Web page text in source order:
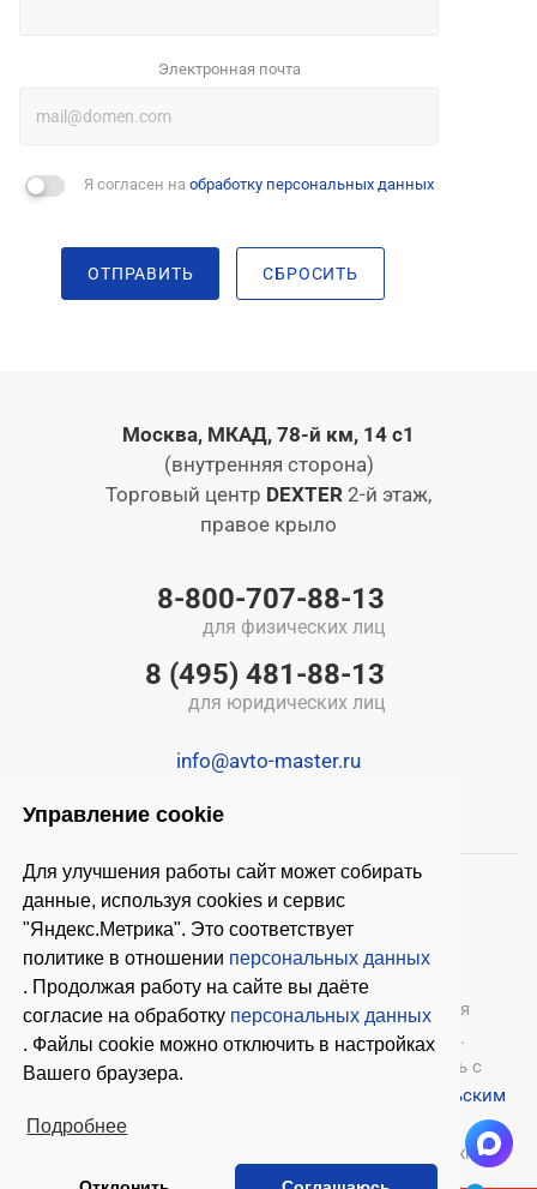
Управление cookie
Для улучшения работы сайт может собирать
данные, используя cookies и сервис
"Яндекс.Метрика". Это соответствует
политике в отношении персональных данных
. Продолжая работу на сайте вы даёте
согласие на обработку персональных данных
. Файлы cookie можно отключить в настройках
Вашего браузера.
Подробнее
Электронная почта
Я согласен на обработку персональных данных
ОТПРАВИТЬ СБРОСИТЬ
Москва, МКАД, 78-й км, 14 с1
(внутренняя сторона)
Торговый центр DEXTER 2-й этаж,
правое крыло
8-800-707-88-13
для физических лиц
8 (495) 481-88-13
для юридических лиц
info@avto-master.ru
© 2026 ООО «Автомастер»— оборудование для
автосервиса, шиномонтажное оборудование.
Оставляя заявки на нашем сайте, ознакомьтесь с
Пользовательским
Копирование материалов с этого сайта возможно
только с письменного согласия владельцев.